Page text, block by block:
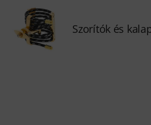
Szorítók és